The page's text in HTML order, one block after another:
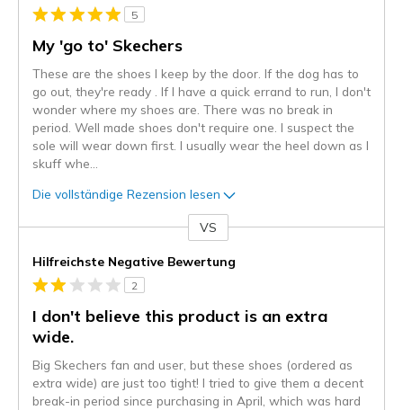
5
My 'go to' Skechers
These are the shoes I keep by the door. If the dog has to
go out, they're ready . If I have a quick errand to run, I don't
wonder where my shoes are. There was no break in
period. Well made shoes don't require one. I suspect the
sole will wear down first. I usually wear the heel down as I
skuff whe
Die vollständige Rezension lesen
VS
Hilfreichste Negative Bewertung
2
I don't believe this product is an extra
wide.
Big Skechers fan and user, but these shoes (ordered as
extra wide) are just too tight! I tried to give them a decent
break-in period since purchasing in April, which was hard